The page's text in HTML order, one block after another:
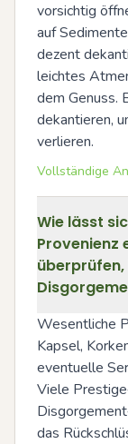
vorsichtig
auf
dezent
leichtes
dem Genuss.
dekantieren,
verlieren.
Vollständige
Wie lässt
Provenienz
Wesentliche
Kapsel,
eventuelle
Viele
das